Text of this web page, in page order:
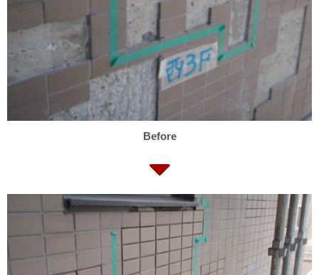
Before